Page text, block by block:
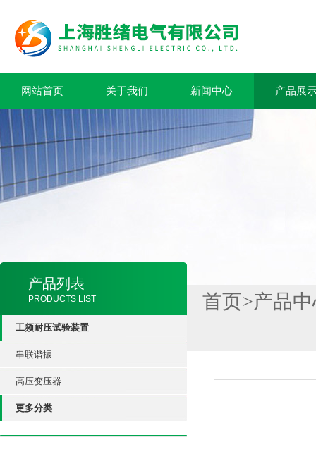
网站首页 关于我们 新闻中心 产品展
产品列表
PRODUCTS LIST
工频耐压试验装置
串联谐振
高压变压器
更多分类
首页>产品